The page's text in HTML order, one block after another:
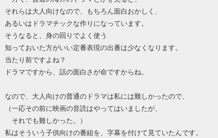
それらは大人向けなので、もちろん面白おかしく、
あるいはドラマチックな作りになっています。
そうなると、身の回りでよく使う
知っておいた方がいい定番表現の出番は少なくなります。
当たり前ですよね？
ドラマですから、話の面白さが命ですからね。
なので、大人向けの普通のドラマは私には難しかったので、
（一応その前に映画の音読はやってはいましたが、
それでも難しかった。）
私はそういう子供向けの番組を、字幕を付けて見ていたんです。